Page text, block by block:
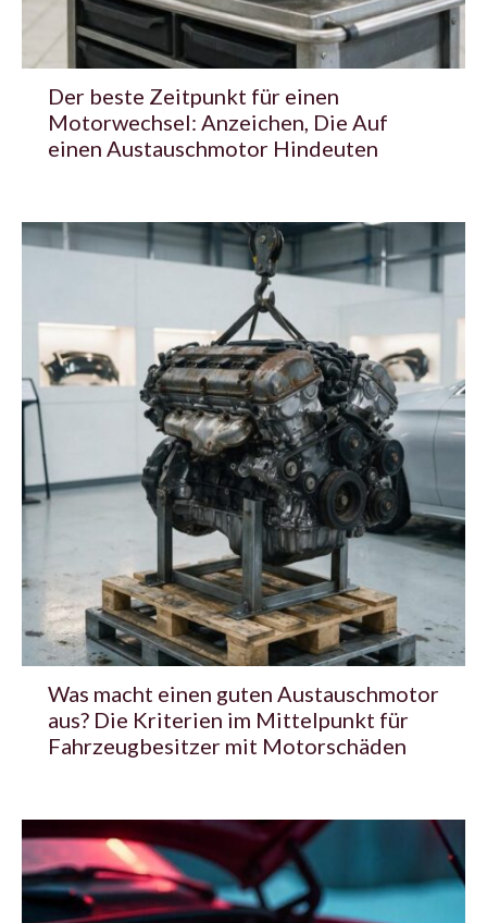
Der beste Zeitpunkt für einen
Motorwechsel: Anzeichen, Die Auf
einen Austauschmotor Hindeuten
Was macht einen guten Austauschmotor
aus? Die Kriterien im Mittelpunkt für
Fahrzeugbesitzer mit Motorschäden